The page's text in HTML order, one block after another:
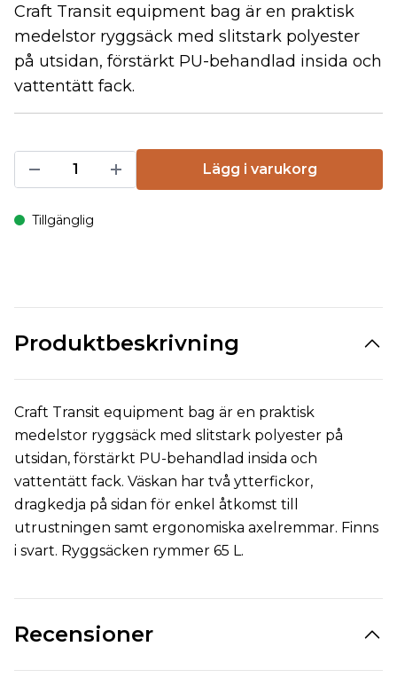
Craft Transit equipment bag är en praktisk
medelstor ryggsäck med slitstark polyester
på utsidan, förstärkt PU-behandlad insida och
vattentätt fack.
Lägg i varukorg
Tillgänglig
Produktbeskrivning
Craft Transit equipment bag är en praktisk
medelstor ryggsäck med slitstark polyester på
utsidan, förstärkt PU-behandlad insida och
vattentätt fack. Väskan har två ytterfickor,
dragkedja på sidan för enkel åtkomst till
utrustningen samt ergonomiska axelremmar. Finns
i svart. Ryggsäcken rymmer 65 L.
Recensioner